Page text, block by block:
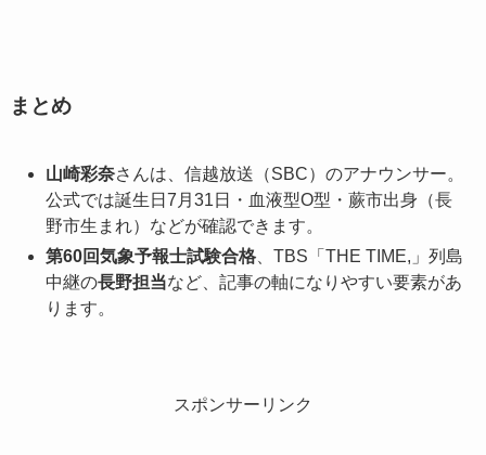
まとめ
山崎彩奈さんは、信越放送（SBC）のアナウンサー。
公式では誕生日7月31日・血液型O型・蕨市出身（長
野市生まれ）などが確認できます。
第60回気象予報士試験合格、TBS「THE TIME,」列島
中継の長野担当など、記事の軸になりやすい要素があ
ります。
スポンサーリンク